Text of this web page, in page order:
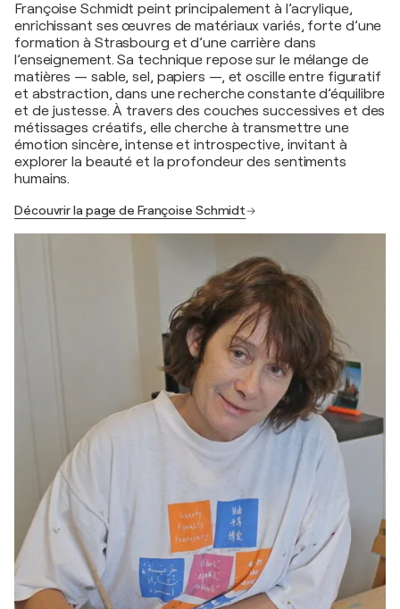
Françoise Schmidt peint principalement à l’acrylique,
enrichissant ses œuvres de matériaux variés, forte d’une
formation à Strasbourg et d’une carrière dans
l’enseignement. Sa technique repose sur le mélange de
matières — sable, sel, papiers —, et oscille entre figuratif
et abstraction, dans une recherche constante d’équilibre
et de justesse. À travers des couches successives et des
métissages créatifs, elle cherche à transmettre une
émotion sincère, intense et introspective, invitant à
explorer la beauté et la profondeur des sentiments
humains.
Découvrir la page de Françoise Schmidt